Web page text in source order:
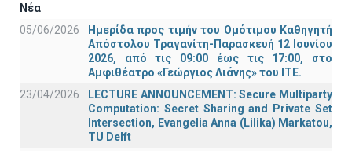
Νέα
05/06/2026
Ημερίδα προς τιμήν του Ομότιμου Καθηγητή
Απόστολου Τραγανίτη-Παρασκευή 12 Ιουνίου
2026, από τις 09:00 έως τις 17:00, στο
Αμφιθέατρο «Γεώργιος Λιάνης» του ΙΤΕ.
23/04/2026
LECTURE ANNOUNCEMENT: Secure Multiparty
Computation: Secret Sharing and Private Set
Intersection, Evangelia Anna (Lilika) Markatou,
TU Delft